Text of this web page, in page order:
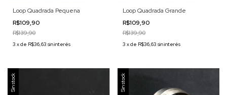
Loop Quadrada Pequena
R$109,90
R$139,90
3 xde R$36,63 sin interés
Loop Quadrada Grande
R$109,90
R$139,90
3 xde R$36,63 sin interés
Sin stock Sin stock